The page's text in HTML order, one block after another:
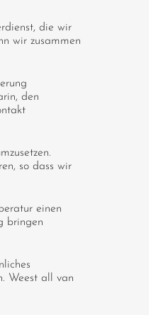
die wir
wir zusammen
den
so dass wir
einen
bringen
Weest all van